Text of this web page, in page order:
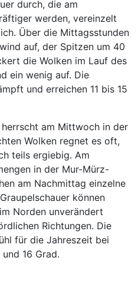
durch, die am
werden, vereinzelt
Über die Mittagsstunden
auf, der Spitzen um 40
die Wolken im Lauf des
ein wenig auf. Die
und erreichen 11 bis 15
herrscht am Mittwoch in der
Wolken regnet es oft,
teils ergiebig. Am
in der Mur-Mürz-
am Nachmittag einzelne
können
Norden unverändert
Richtungen. Die
für die Jahreszeit bei
16 Grad.